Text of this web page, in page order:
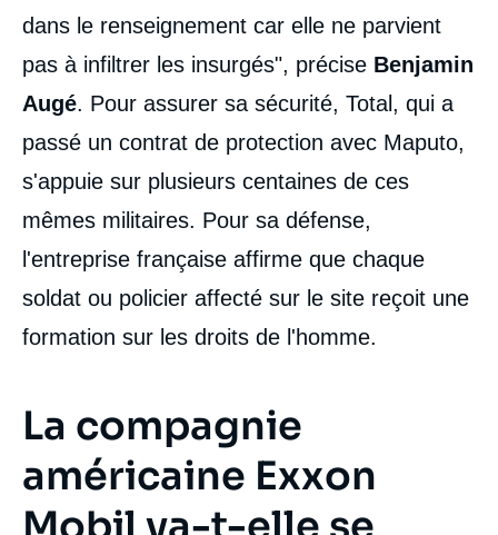
dans le renseignement car elle ne parvient
pas à infiltrer les insurgés", précise Benjamin
Augé. Pour assurer sa sécurité, Total, qui a
passé un contrat de protection avec Maputo,
s'appuie sur plusieurs centaines de ces
mêmes militaires. Pour sa défense,
l'entreprise française affirme que chaque
soldat ou policier affecté sur le site reçoit une
formation sur les droits de l'homme.
La compagnie
américaine Exxon